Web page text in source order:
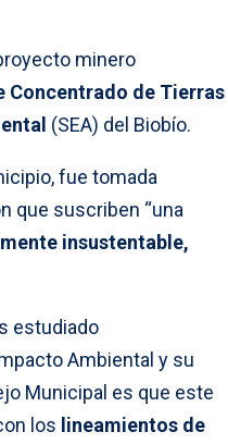
minero
Concentrado de Tierras
(SEA) del Biobío.
fue tomada
que suscriben “una
insustentable,
estudiado
Ambiental y su
Municipal es que este
los lineamientos de